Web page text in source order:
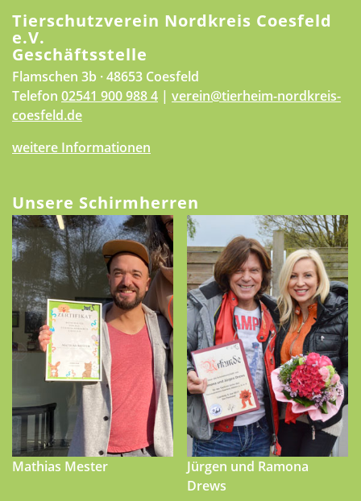
Tierschutzverein Nordkreis Coesfeld
e.V.
Geschäftsstelle
Flamschen 3b · 48653 Coesfeld
Telefon 02541 900 988 4 | verein@tierheim-nordkreis-
coesfeld.de
weitere Informationen
Unsere Schirmherren
Mathias Mester
Jürgen und Ramona
Drews